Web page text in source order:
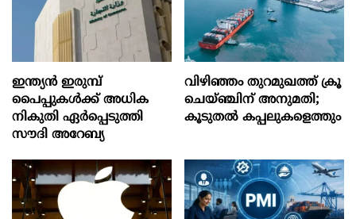
ഇന്ത്യൻ ഇരുമ്പ്
പൈപ്പുകൾക്ക് അധിക
നികുതി ഏർപ്പെടുത്തി
സൗദി അറേബ്യ
വിഴിഞ്ഞം തുറമുഖത്ത് ക്രൂ
ചെയ്ഞ്ചിന് അനുമതി;
കൂടുതൽ കപ്പലുകളെത്തും